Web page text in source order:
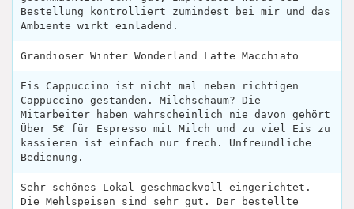
Bestellung kontrolliert zumindest bei mir und das
Ambiente wirkt einladend.
Grandioser Winter Wonderland Latte Macchiato
Eis Cappuccino ist nicht mal neben richtigen
Cappuccino gestanden. Milchschaum? Die
Mitarbeiter haben wahrscheinlich nie davon gehört
Über 5€ für Espresso mit Milch und zu viel Eis zu
kassieren ist einfach nur frech. Unfreundliche
Bedienung.
Sehr schönes Lokal geschmackvoll eingerichtet.
Die Mehlspeisen sind sehr gut. Der bestellte